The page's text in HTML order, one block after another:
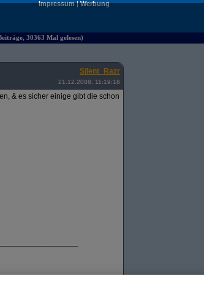
Impressum|Werbung
30363 Mal gelesen)
Silent_Razr
21.12.2008, 11:19:18
& es sicher einige gibt die schon